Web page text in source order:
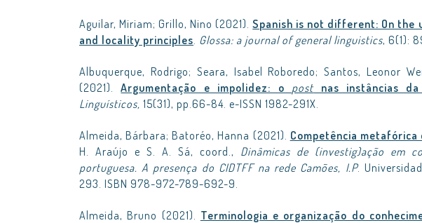
Aguilar, Miriam; Grillo, Nino (2021).Spanish is not different: On
and locality principles. Glossa: a journal of general linguistics, 6(1):
Albuquerque, Rodrigo; Seara, Isabel Roboredo; Santos, Leonor
(2021).Argumentação e impolidez: o post nas instâncias
Linguísticos, 15(31), pp.66-84. e-ISSN 1982-291X.
Almeida, Bárbara; Batoréo, Hanna (2021). Competência metafórica
H. Araújo e S. A. Sá, coord., Dinâmicas de (investig)ação em
portuguesa. A presença do CIDTFF na rede Camões, I.P.
293. ISBN 978-972-789-692-9.
Almeida, Bruno (2021). Terminologia e organização do